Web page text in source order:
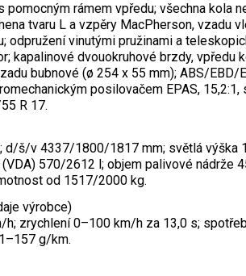
pomocným rámem vpředu; všechna kola
tvaru L a vzpěry MacPherson, vzadu
odpružení vinutými pružinami a
kapalinové dvouokruhové brzdy, vpředu
bubnové (ø 254 x 55 mm); ABS/EBD/
posilovačem EPAS,
R 17.
d/š/v 4337/1800/1817 mm; světlá výška
570/2612 l; objem palivové nádrže
od 1517/2000 kg.
výrobce)
zrychlení 0–100 km/h za 13,0 s;
g/km.